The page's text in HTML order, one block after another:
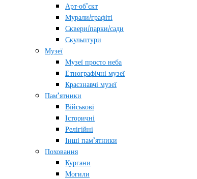
Арт-об’єкт
Мурали/графіті
Сквери/парки/сади
Скульптури
Музеї
Музеї просто неба
Етнографічні музеї
Краєзнавчі музеї
Пам’ятники
Військові
Історичні
Релігійні
Інші пам’ятники
Поховання
Кургани
Могили